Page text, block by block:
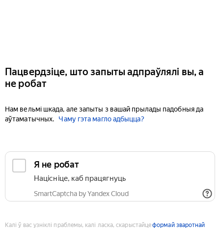
Пацвердзіце, што запыты адпраўлялі вы, а
не робат
Нам вельмі шкада, але запыты з вашай прылады падобныя да
аўтаматычных.
Чаму гэта магло адбыцца?
Я не робат
Націсніце, каб працягнуць
SmartCaptcha by Yandex Cloud
Калі ў вас узніклі праблемы, калі ласка, скарыстайцеформай зваротнай